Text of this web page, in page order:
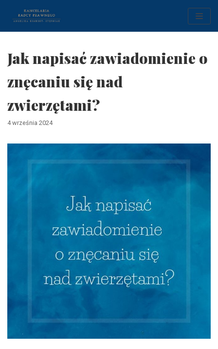
Skocz
do
treści
Jak napisać zawiadomienie o
znęcaniu się nad
zwierzętami?
4 września 2024